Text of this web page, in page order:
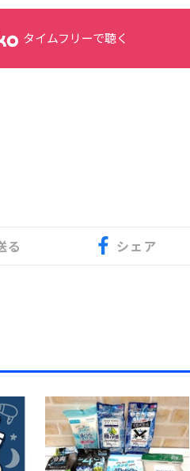
タイムフリーで聴く
る シェア